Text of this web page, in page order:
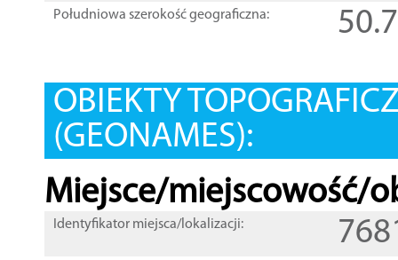
Południowa szerokość geograficzna:
OBIEKTY
(GEONAMES):
Miejsce/miejscowość/
Identyfikator miejsca/lokalizacji: